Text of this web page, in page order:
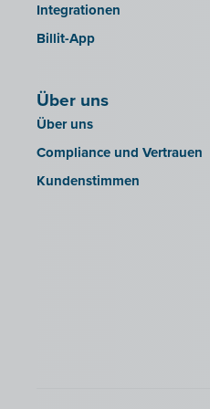
Integrationen
Billit-App
Über uns
Über uns
Compliance und Vertrauen
Kundenstimmen